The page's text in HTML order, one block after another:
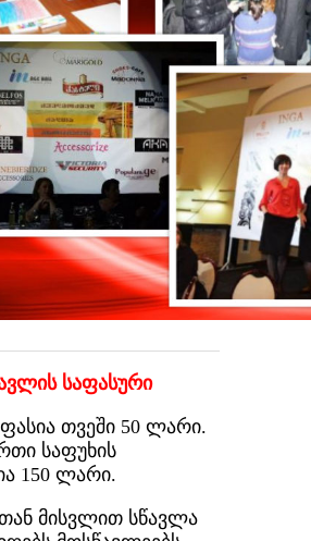
საფასური
თვეში 50 ლარი.
საფუხის
150 ლარი.
მისვლით სწავლა